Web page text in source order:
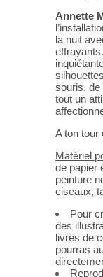
Annette
la nuit
souris, de
tout un
A ton tour
Matériel
de papier
peinture
ciseaux,
Pour
des
livres de
pourras